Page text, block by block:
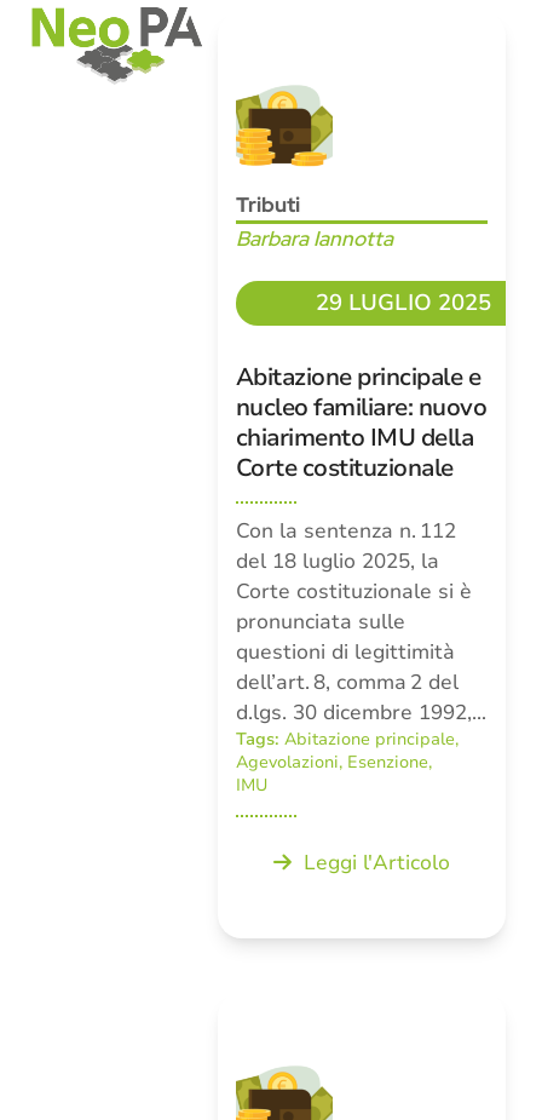
SkipOpen
mobile
menu
Close
mobile
menu
Tributi
Barbara Iannotta
29 LUGLIO 2025
Abitazione principale e
nucleo familiare: nuovo
chiarimento IMU della
Corte costituzionale
Con la sentenza n. 112
del 18 luglio 2025, la
Corte costituzionale si è
pronunciata sulle
questioni di legittimità
dell’art. 8, comma 2 del
d.lgs. 30 dicembre 1992,…
Tags: Abitazione principale,
Agevolazioni, Esenzione,
IMU
Leggi l'Articolo